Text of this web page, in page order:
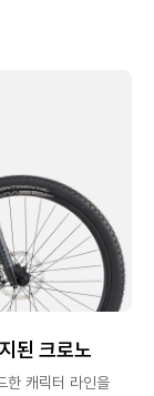
된 크로노
한 캐릭터 라인을